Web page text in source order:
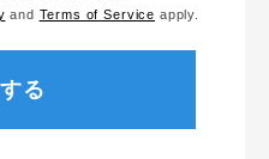
and Terms of Service apply.